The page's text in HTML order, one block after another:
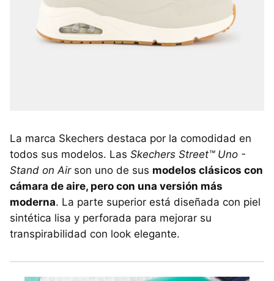
La marca Skechers destaca por la comodidad en
todos sus modelos. Las Skechers Street™ Uno -
Stand on Airson uno de sus modelos clásicos con
cámara de aire, pero con una versión más
moderna. La parte superior está diseñada con piel
sintética lisa y perforada para mejorar su
transpirabilidad con look elegante.